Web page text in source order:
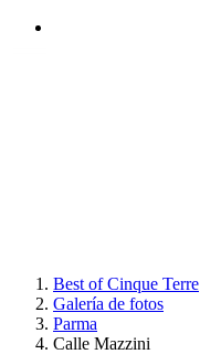
Best of Cinque Terre
Galería de fotos
Parma
Calle Mazzini